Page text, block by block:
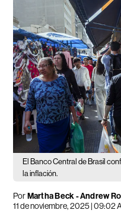
El Banco Central de Brasil
la inflación.
PorMartha Beck - Andrew
11 de noviembre, 2025 | 09:02